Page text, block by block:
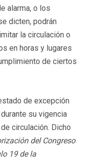
alarma, o los
dicten, podrán
la circulación o
en horas y lugares
de ciertos
de excepción
su vigencia
circulación. Dicho
del Congreso
19 de la